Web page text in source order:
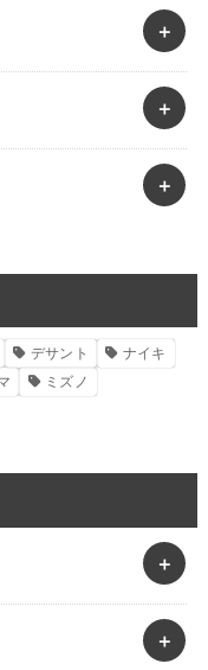
デサント
ナイキ
ミズノ